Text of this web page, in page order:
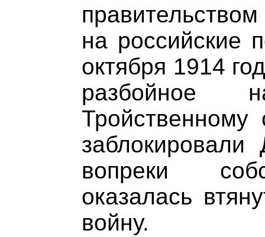
на российские
октября 1914
разбойное
Тройственному
вопреки
оказалась
войну.